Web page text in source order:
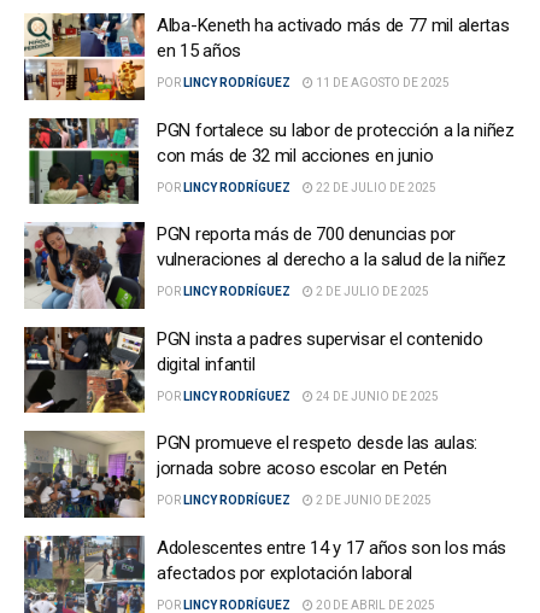
Alba-Keneth ha activado más de 77 mil alertas
en 15 años
POR LINCY RODRÍGUEZ 11 DE AGOSTO DE 2025
PGN fortalece su labor de protección a la niñez
con más de 32 mil acciones en junio
POR LINCY RODRÍGUEZ 22 DE JULIO DE 2025
PGN reporta más de 700 denuncias por
vulneraciones al derecho a la salud de la niñez
POR LINCY RODRÍGUEZ 2 DE JULIO DE 2025
PGN insta a padres supervisar el contenido
digital infantil
POR LINCY RODRÍGUEZ 24 DE JUNIO DE 2025
PGN promueve el respeto desde las aulas:
jornada sobre acoso escolar en Petén
POR LINCY RODRÍGUEZ 2 DE JUNIO DE 2025
Adolescentes entre 14 y 17 años son los más
afectados por explotación laboral
POR LINCY RODRÍGUEZ 20 DE ABRIL DE 2025